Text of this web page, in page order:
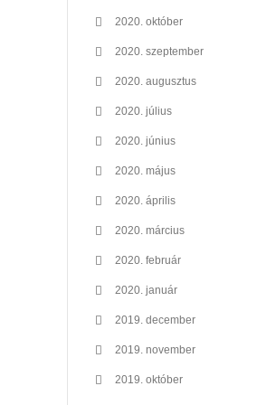
2020. október
2020. szeptember
2020. augusztus
2020. július
2020. június
2020. május
2020. április
2020. március
2020. február
2020. január
2019. december
2019. november
2019. október